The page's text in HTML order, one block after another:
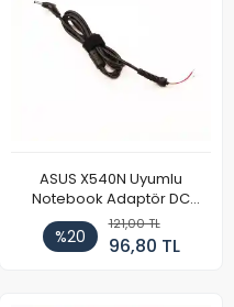
ASUS X540N Uyumlu
Notebook Adaptör DC
Power Kablosu
%20
121,00 TL
96,80 TL